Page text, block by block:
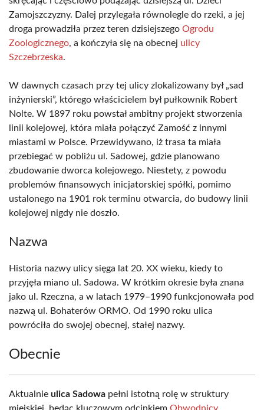
Zamojszczyzny. Dalej przylegała równolegle do rzeki, a jej
droga prowadziła przez teren dzisiejszego Ogrodu
Zoologicznego, a kończyła się na obecnej ulicy
Szczebrzeska.
W dawnych czasach przy tej ulicy zlokalizowany był „sad
inżynierski”, którego właścicielem był pułkownik Robert
Nolte. W 1897 roku powstał ambitny projekt stworzenia
linii kolejowej, która miała połączyć Zamość z innymi
miastami w Polsce. Przewidywano, iż trasa ta miała
przebiegać w pobliżu ul. Sadowej, gdzie planowano
zbudowanie dworca kolejowego. Niestety, z powodu
problemów finansowych inicjatorskiej spółki, pomimo
ustalonego na 1901 rok terminu otwarcia, do budowy linii
kolejowej nigdy nie doszło.
Nazwa
Historia nazwy ulicy sięga lat 20. XX wieku, kiedy to
przyjęła miano ul. Sadowa. W krótkim okresie była znana
jako ul. Rzeczna, a w latach 1979–1990 funkcjonowała pod
nazwą ul. Bohaterów ORMO. Od 1990 roku ulica
powróciła do swojej obecnej, stałej nazwy.
Obecnie
Aktualnie ulica Sadowa pełni istotną rolę w struktury